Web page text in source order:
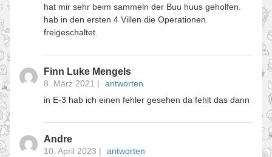
hat mir sehr beim sammeln der Buu huus geholfen.
hab in den ersten 4 Villen die Operationen
freigeschaltet.
Finn Luke Mengels
8. März 2021 |
antworten
in E-3 hab ich einen fehler gesehen da fehlt das dann
Andre
10. April 2023 |
antworten